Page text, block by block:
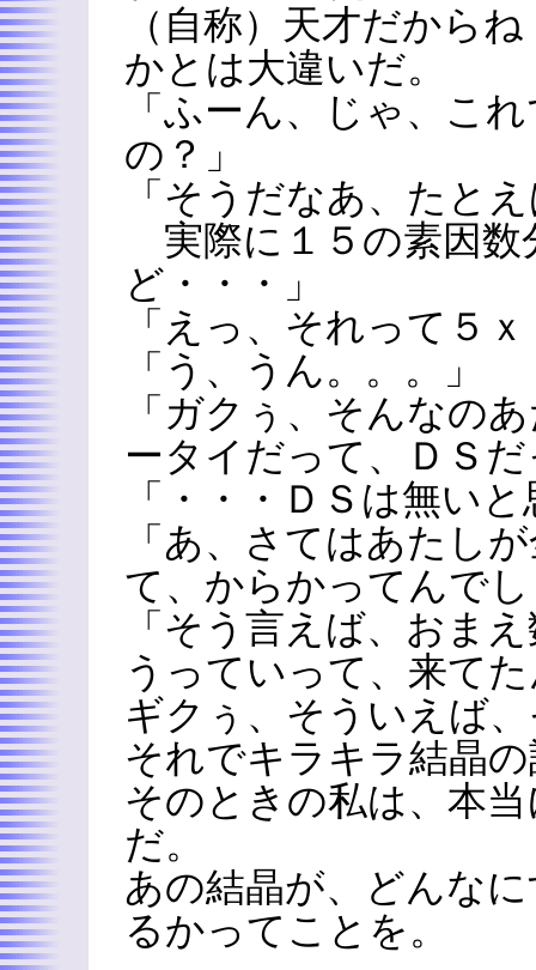
（自称）天才だから
かとは大違いだ。
「ふーん、じゃ、こ
の？」
「そうだなあ、たと
実際に１５の素因数
ど・・・」
「えっ、それって５
「う、うん。。。」
「ガクぅ、そんなの
ータイだって、ＤＳ
「・・・ＤＳは無い
「あ、さてはあたし
て、からかってんで
「そう言えば、おま
うっていって、来て
ギクぅ、そういえば
それでキラキラ結晶
そのときの私は、本
だ。
あの結晶が、どんな
るかってことを。